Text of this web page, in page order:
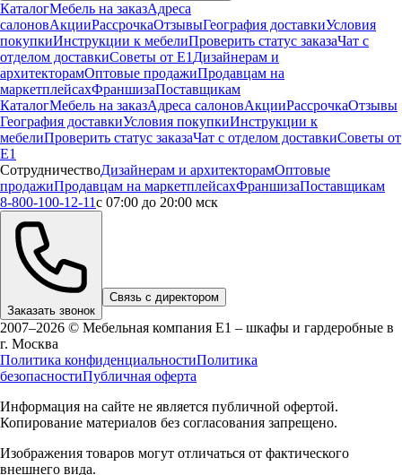
КаталогМебель на заказАдреса
салоновАкцииРассрочкаОтзывыГеография доставкиУсловия
покупкиИнструкции к мебелиПроверить статус заказаЧат с
отделом доставкиСоветы от Е1 Дизайнерам и
архитекторамОптовые продажиПродавцам на
маркетплейсахФраншизаПоставщикам
КаталогМебель на заказАдреса салоновАкцииРассрочкаОтзывы
География доставкиУсловия покупкиИнструкции к
мебелиПроверить статус заказаЧат с отделом доставкиСоветы от
Е1
СотрудничествоДизайнерам и архитекторамОптовые
продажиПродавцам на маркетплейсахФраншизаПоставщикам
8-800-100-12-11с 07:00 до 20:00 мск
Заказать звонок
Связь с директором
2007–2026 © Мебельная компания Е1 – шкафы и гардеробные в
г. Москва
Политика конфиденциальностиПолитика
безопасностиПубличная оферта
Информация на сайте не является публичной офертой.
Копирование материалов без согласования запрещено.
Изображения товаров могут отличаться от фактического
внешнего вида.